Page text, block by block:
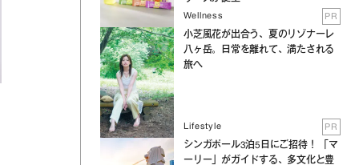
Wellness PR
小芝風花が出合う、夏のリゾナーレ
八ヶ岳。日常を離れて、満たされる
旅へ
Lifestyle PR
シンガポール3泊5日にご招待！ 「マ
ーリー」がガイドする、多文化と豊